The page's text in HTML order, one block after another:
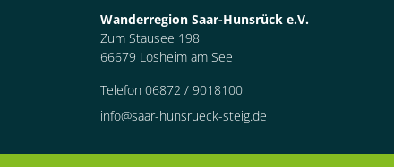
Wanderregion Saar-Hunsrück e.V.
Zum Stausee 198
66679 Losheim am See
Telefon 06872 / 9018100
info@saar-hunsrueck-steig.de